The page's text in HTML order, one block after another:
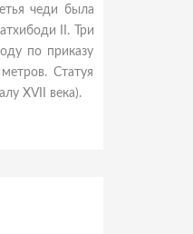
чеди была
II. Три
по приказу
Статуя
XVII века).